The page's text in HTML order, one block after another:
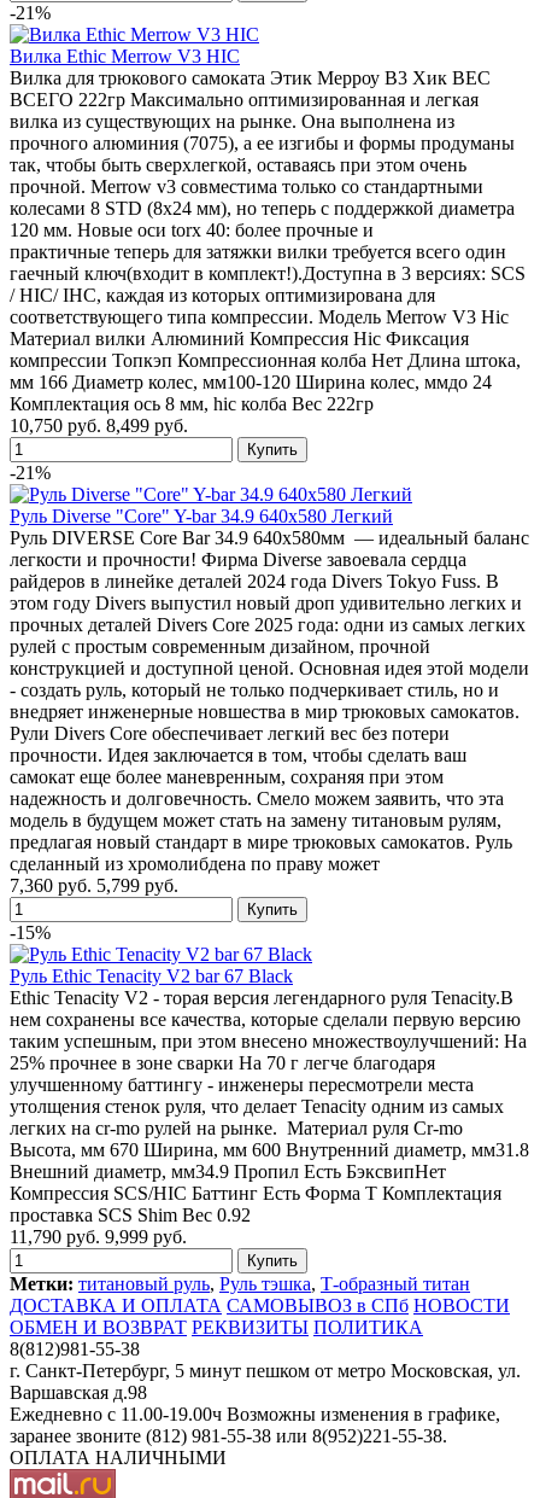
-21%
Вилка Ethic Merrow V3 HIC
Вилка для трюкового самоката Этик Мерроу В3 Хик ВЕС
ВСЕГО 222гр Максимально оптимизированная и легкая
вилка из существующих на рынке. Она выполнена из
прочного алюминия (7075), а ее изгибы и формы продуманы
так, чтобы быть сверхлегкой, оставаясь при этом очень
прочной. Merrow v3 совместима только со стандартными
колесами 8 STD (8x24 мм), но теперь с поддержкой диаметра
120 мм. Новые оси torx 40: более прочные и
практичные теперь для затяжки вилки требуется всего один
гаечный ключ(входит в комплект!).Доступна в 3 версиях: SCS
/ HIC/ IHC, каждая из которых оптимизирована для
соответствующего типа компрессии. Модель Merrow V3 Hic
Материал вилки Алюминий Компрессия Hic Фиксация
компрессии Топкэп Компрессионная колба Нет Длина штока,
мм 166 Диаметр колес, мм100-120 Ширина колес, ммдо 24
Комплектация ось 8 мм, hic колба Вес 222гр
10,750 руб. 8,499 руб.
-21%
Руль Diverse "Core" Y-bar 34.9 640x580 Легкий
Руль DIVERSE Core Bar 34.9 640x580мм — идеальный баланс
легкости и прочности! Фирма Diverse завоевала сердца
райдеров в линейке деталей 2024 года Divers Tokyo Fuss. В
этом году Divers выпустил новый дроп удивительно легких и
прочных деталей Divers Core 2025 года: одни из самых легких
рулей с простым современным дизайном, прочной
конструкцией и доступной ценой. Основная идея этой модели
- создать руль, который не только подчеркивает стиль, но и
внедряет инженерные новшества в мир трюковых самокатов.
Рули Divers Core обеспечивает легкий вес без потери
прочности. Идея заключается в том, чтобы сделать ваш
самокат еще более маневренным, сохраняя при этом
надежность и долговечность. Смело можем заявить, что эта
модель в будущем может стать на замену титановым рулям,
предлагая новый стандарт в мире трюковых самокатов. Руль
сделанный из хромолибдена по праву может
7,360 руб. 5,799 руб.
-15%
Руль Ethic Tenacity V2 bar 67 Black
Ethic Tenacity V2 - торая версия легендарного руля Tenacity.В
нем сохранены все качества, которые сделали первую версию
таким успешным, при этом внесено множествоулучшений: На
25% прочнее в зоне сварки На 70 г легче благодаря
улучшенному баттингу - инженеры пересмотрели места
утолщения стенок руля, что делает Tenacity одним из самых
легких на cr-mo рулей на рынке. Материал руля Cr-mo
Высота, мм 670 Ширина, мм 600 Внутренний диаметр, мм31.8
Внешний диаметр, мм34.9 Пропил Есть БэксвипНет
Компрессия SCS/HIC Баттинг Есть Форма T Комплектация
проставка SCS Shim Вес 0.92
11,790 руб. 9,999 руб.
Метки: титановый руль, Руль тэшка, Т-образный титан
ДОСТАВКА И ОПЛАТА САМОВЫВОЗ в СПб НОВОСТИ
ОБМЕН И ВОЗВРАТ РЕКВИЗИТЫ ПОЛИТИКА
8(812)981-55-38
г. Санкт-Петербург, 5 минут пешком от метро Московская, ул.
Варшавская д.98
Ежедневно c 11.00-19.00ч Возможны изменения в графике,
заранее звоните (812) 981-55-38 или 8(952)221-55-38.
ОПЛАТА НАЛИЧНЫМИ